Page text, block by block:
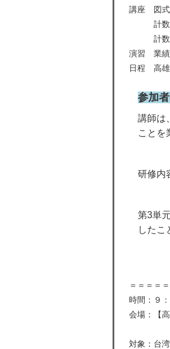
講座 図式
計数で
計数を
演習 業績
日程 高雄
参加
講師は
ことを
研修内
第3単
したこ
＝＝＝＝
時間：９
会場：【
高雄
対象：台